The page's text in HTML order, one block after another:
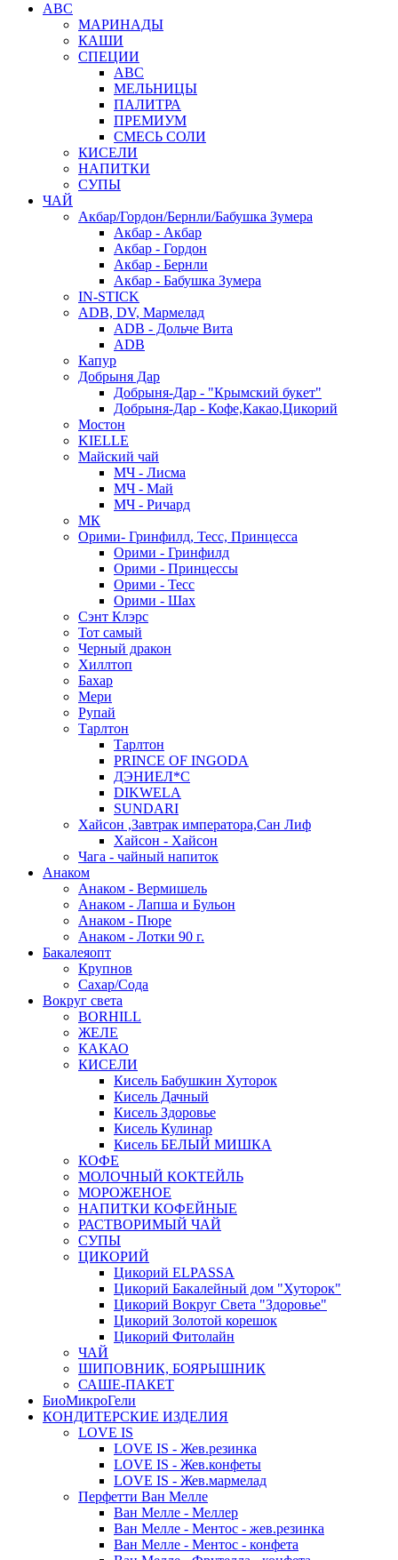
АВС
МАРИНАДЫ
КАШИ
СПЕЦИИ
АВС
МЕЛЬНИЦЫ
ПАЛИТРА
ПРЕМИУМ
СМЕСЬ СОЛИ
КИСЕЛИ
НАПИТКИ
СУПЫ
ЧАЙ
Акбар/Гордон/Бернли/Бабушка Зумера
Акбар - Акбар
Акбар - Гордон
Акбар - Бернли
Акбар - Бабушка Зумера
IN-STICK
ADB, DV, Мармелад
ADB - Дольче Вита
ADB
Капур
Добрыня Дар
Добрыня-Дар - "Крымский букет"
Добрыня-Дар - Кофе,Какао,Цикорий
Мостон
KIELLE
Майский чай
МЧ - Лисма
МЧ - Май
МЧ - Ричард
МК
Орими- Гринфилд, Тесс, Принцесса
Орими - Гринфилд
Орими - Принцессы
Орими - Тесс
Орими - Шах
Сэнт Клэрс
Тот самый
Черный дракон
Хиллтоп
Бахар
Мери
Рупай
Тарлтон
Тарлтон
PRINCE OF INGODA
ДЭНИЕЛ*С
DIKWELA
SUNDARI
Хайсон ,Завтрак императора,Сан Лиф
Хайсон - Хайсон
Чага - чайный напиток
Анаком
Анаком - Вермишель
Анаком - Лапша и Бульон
Анаком - Пюре
Анаком - Лотки 90 г.
Бакалеяопт
Крупнов
Сахар/Сода
Вокруг света
BORHILL
ЖЕЛЕ
КАКАО
КИСЕЛИ
Кисель Бабушкин Хуторок
Кисель Дачный
Кисель Здоровье
Кисель Кулинар
Кисель БЕЛЫЙ МИШКА
КОФЕ
МОЛОЧНЫЙ КОКТЕЙЛЬ
МОРОЖЕНОЕ
НАПИТКИ КОФЕЙНЫЕ
РАСТВОРИМЫЙ ЧАЙ
СУПЫ
ЦИКОРИЙ
Цикорий ELPASSA
Цикорий Бакалейный дом "Хуторок"
Цикорий Вокруг Света "Здоровье"
Цикорий Золотой корешок
Цикорий Фитолайн
ЧАЙ
ШИПОВНИК, БОЯРЫШНИК
САШЕ-ПАКЕТ
БиоМикроГели
КОНДИТЕРСКИЕ ИЗДЕЛИЯ
LOVE IS
LOVE IS - Жев.резинка
LOVE IS - Жев.конфеты
LOVE IS - Жев.мармелад
Перфетти Ван Мелле
Ван Мелле - Меллер
Ван Мелле - Ментос - жев.резинка
Ван Мелле - Ментос - конфета